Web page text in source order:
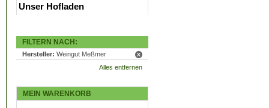
Unser Hofladen
FILTERN NACH:
Hersteller: Weingut Meßmer
Alles entfernen
MEIN WARENKORB